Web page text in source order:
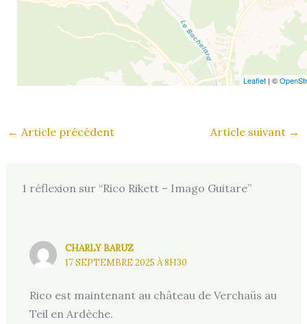
Leaflet| ©
← Article précédent Article suivant →
1 réflexion sur “Rico Rikett – Imago Guitare”
CHARLY BARUZ
17 SEPTEMBRE 2025 À 8H30
Rico est maintenant au château de Verchaüs au
Teil en Ardèche.